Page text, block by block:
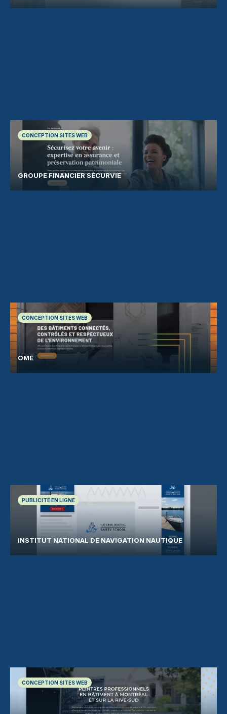
CONCEPTION SITES WEB
GROUPE FINANCIER SÉCURVIE
CONCEPTION SITES WEB
OME
PUBLICITÉ EN LIGNE
INSTITUT NATIONAL DE NAVIGATION NAUTIQUE
CONCEPTION SITES WEB